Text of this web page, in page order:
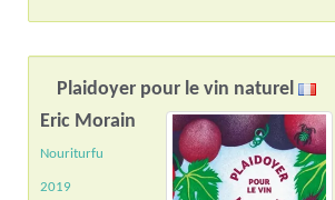
Plaidoyer pour le vin naturel
Eric Morain
Nouriturfu
2019